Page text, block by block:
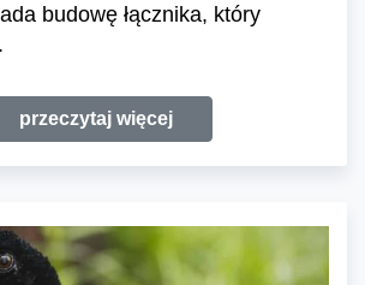
budowę łącznika, który
przeczytaj więcej